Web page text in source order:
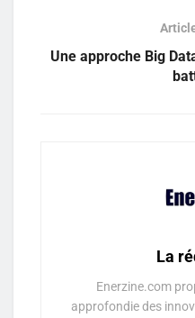
Une approche Big
La
Enerzine.com
approfondie des